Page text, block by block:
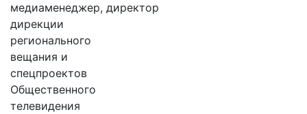
медиаменеджер, директор
дирекции
регионального
вещания и
спецпроектов
Общественного
телевидения